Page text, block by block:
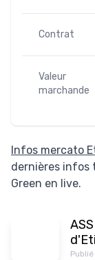
Contrat
Valeur
marchande
Infos mercato
dernières infos
Green en live.